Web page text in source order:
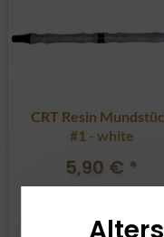
CRT Resin
#1 - white
5,90 € *